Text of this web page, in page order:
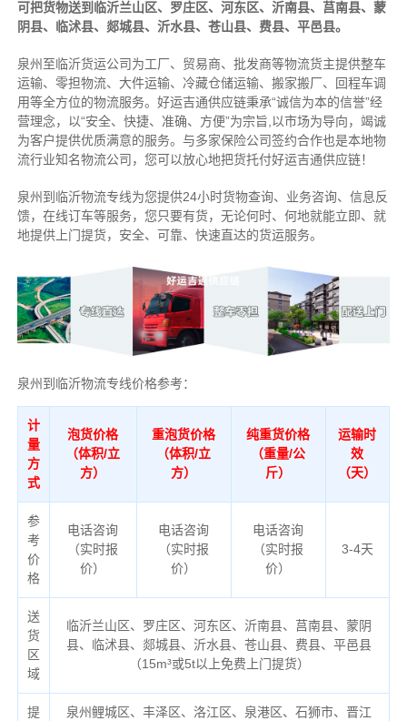
可把货物送到临沂兰山区、罗庄区、河东区、沂南县、莒南县、蒙
阴县、临沭县、郯城县、沂水县、苍山县、费县、平邑县。
泉州至临沂货运公司为工厂、贸易商、批发商等物流货主提供整车
运输、零担物流、大件运输、冷藏仓储运输、搬家搬厂、回程车调
用等全方位的物流服务。好运吉通供应链秉承“诚信为本的信誉”经
营理念，以“安全、快捷、准确、方便”为宗旨,以市场为导向，竭诚
为客户提供优质满意的服务。 与多家保险公司签约合作也是本地物
流行业知名物流公司，您可以放心地把货托付好运吉通供应链！
泉州到临沂物流专线为您提供24小时货物查询、业务咨询、信息反
馈，在线订车等服务，您只要有货，无论何时、何地就能立即、就
地提供上门提货，安全、可靠、快速直达的货运服务。
泉州到临沂物流专线价格参考：
计
量
方
式
泡货价格
（体积/立
方）
重泡货价格
（体积/立
方）
纯重货价格
（重量/公
斤）
运输时
效
（天）
参
考
价
格
电话咨询
（实时报
价）
电话咨询
（实时报
价）
电话咨询
（实时报
价）
3-4天
送
货
区
域
临沂兰山区、罗庄区、河东区、沂南县、莒南县、蒙阴
县、临沭县、郯城县、沂水县、苍山县、费县、平邑县
（15m³或5t以上免费上门提货）
提
泉州鲤城区、丰泽区、洛江区、泉港区、石狮市、晋江